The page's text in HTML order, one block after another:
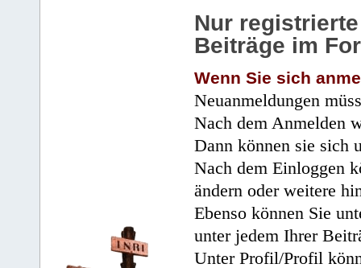
Nur
Beiträge im
Wenn Sie sich
Neuanmeldungen
Nach dem Anmelden
Dann können sie sich
Nach dem Einloggen
ändern oder weitere
Ebenso können Sie
unter jedem Ihrer
Unter Profil/Profil